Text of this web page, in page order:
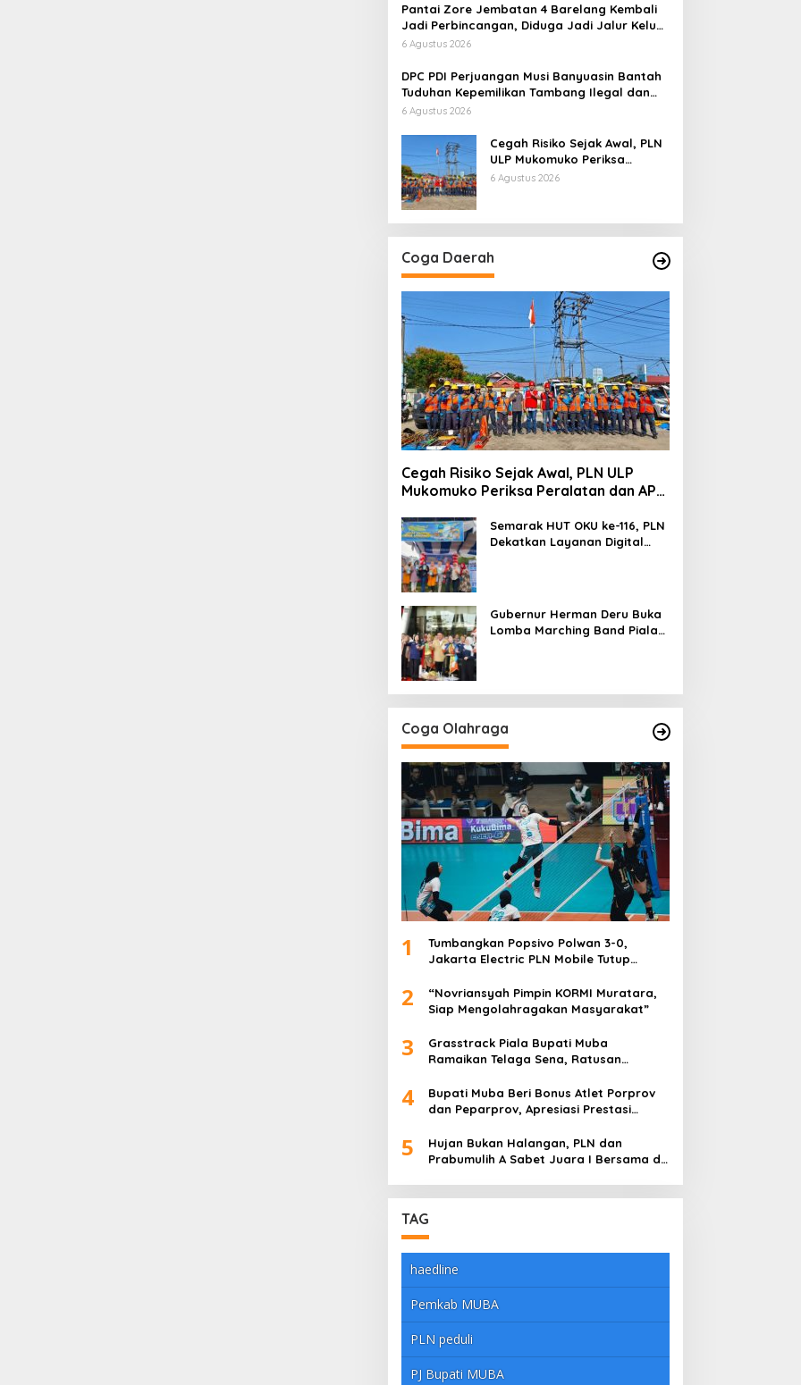
Pantai Zore Jembatan 4 Barelang Kembali
Jadi Perbincangan, Diduga Jadi Jalur Keluar
Masuk Barang Tanpa Dokumen Kepabeanan,
Diminta Mengungkap Dugaan Aktivitas di
Kawasan Pesisir
6 Agustus 2026
DPC PDI Perjuangan Musi Banyuasin Bantah
Tuduhan Kepemilikan Tambang Ilegal dan
Penyerobotan Lahan
6 Agustus 2026
Cegah Risiko Sejak Awal, PLN
ULP Mukomuko Periksa
Peralatan dan APD Petugas
6 Agustus 2026
Coga Daerah
Cegah Risiko Sejak Awal, PLN ULP
Mukomuko Periksa Peralatan dan APD
Semarak HUT OKU ke-116, PLN
Dekatkan Layanan Digital
Gubernur Herman Deru Buka
Lomba Marching Band Piala
Coga Olahraga
1
Tumbangkan Popsivo Polwan 3-0,
Jakarta Electric PLN Mobile Tutup
Meyakinkan
2
“Novriansyah Pimpin KORMI Muratara,
Siap Mengolahragakan Masyarakat”
3
Grasstrack Piala Bupati Muba
Ramaikan Telaga Sena, Ratusan
4
Bupati Muba Beri Bonus Atlet Porprov
dan Peparprov, Apresiasi Prestasi
5
Hujan Bukan Halangan, PLN dan
Prabumulih A Sabet Juara I Bersama di
TAG
haedline
Pemkab MUBA
PLN peduli
PJ Bupati MUBA